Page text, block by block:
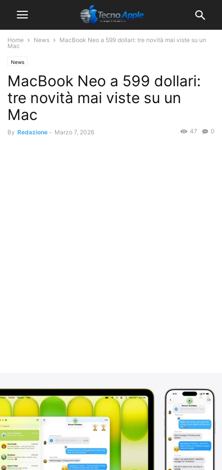
Home News
MacBook Neo a 599 dollari: tre novità mai viste su un
Mac
News
MacBook Neo a 599 dollari:
tre novità mai viste su un
Mac
By Redazione - Marzo 7, 2026 0
47